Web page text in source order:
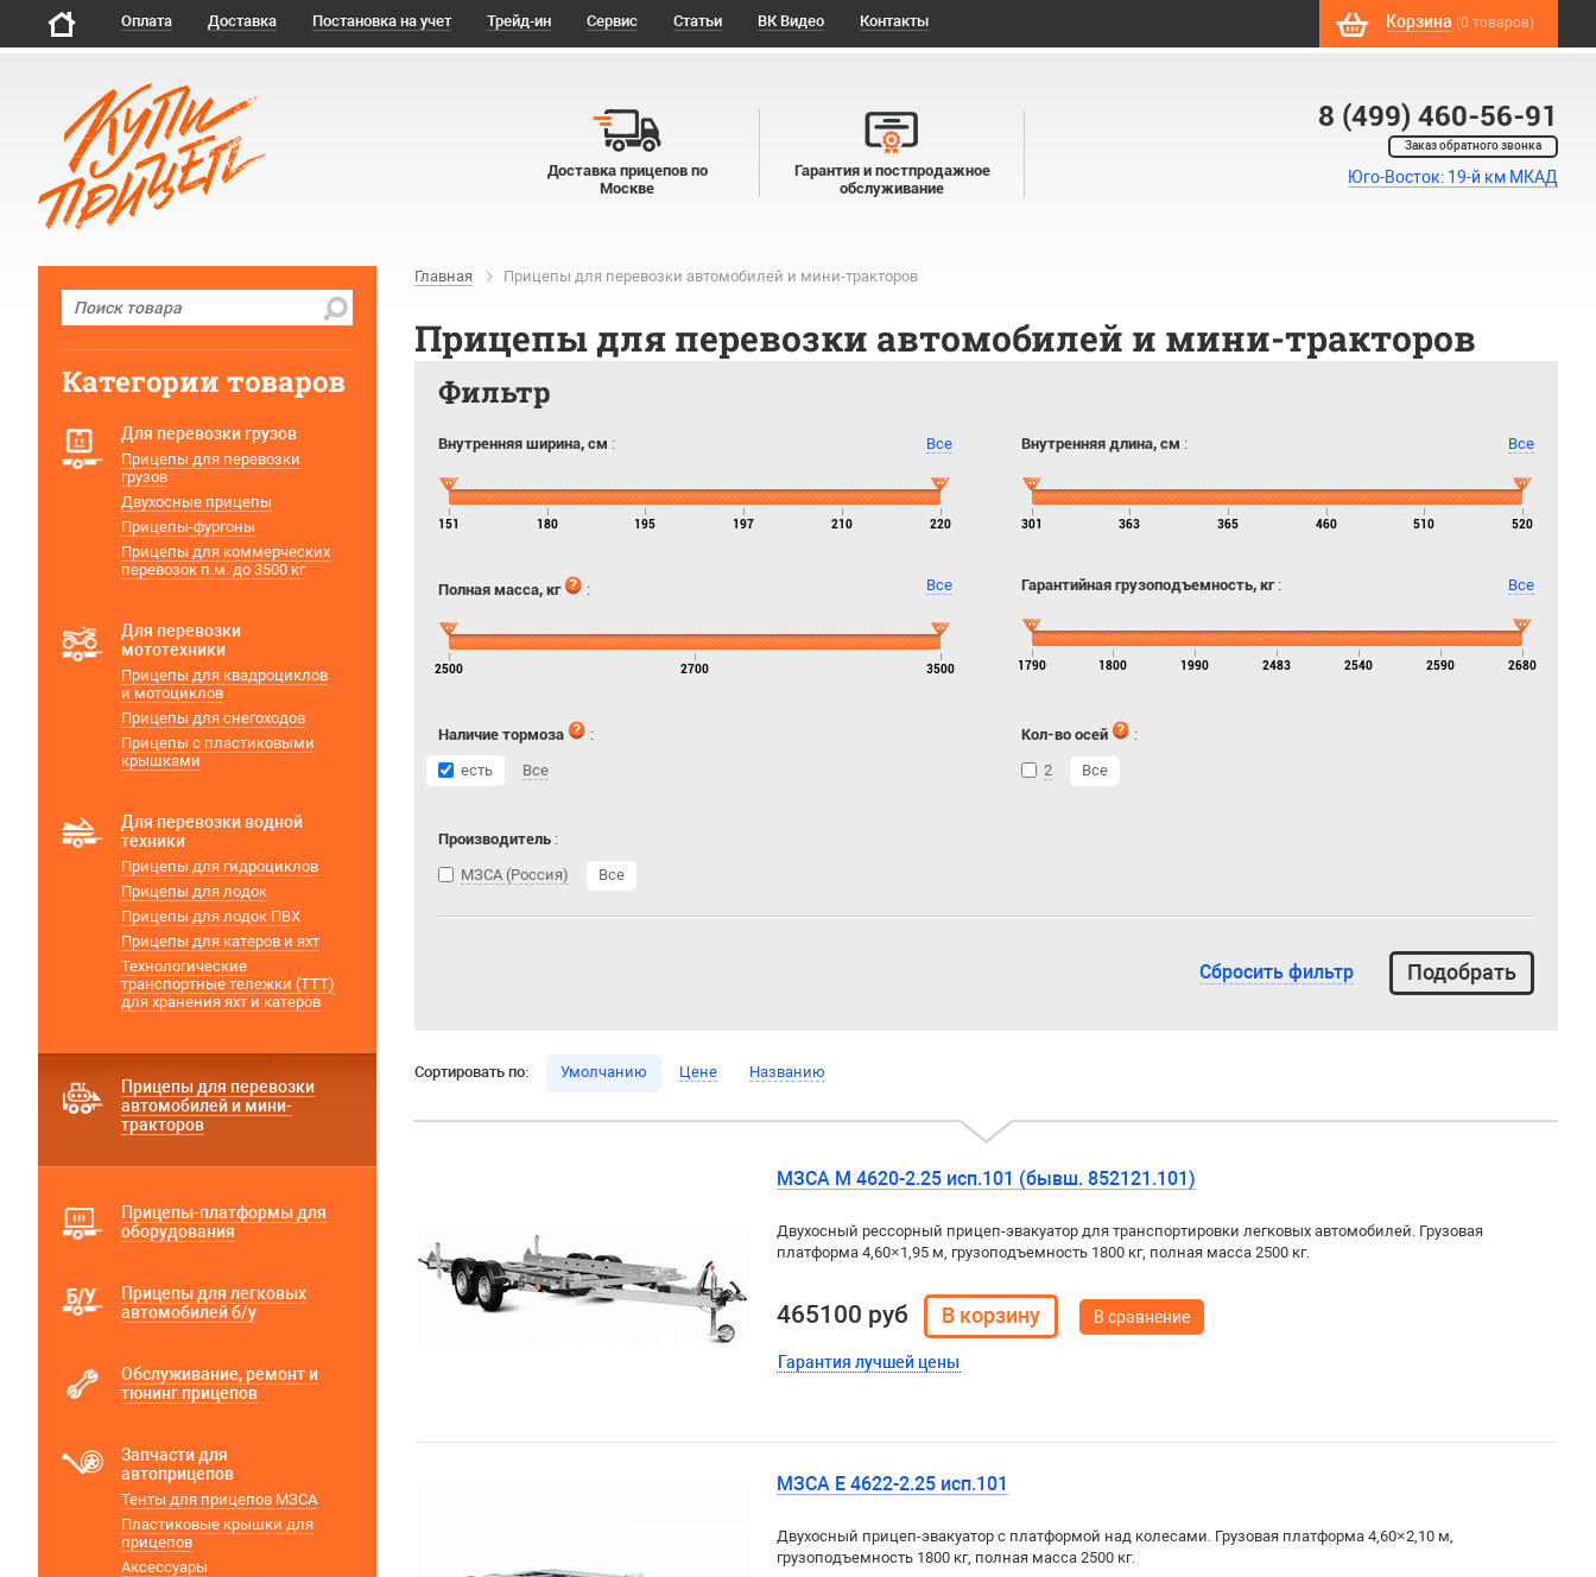
Оплата Доставка Постановка на учет Трейд-ин Сервис Статьи ВК Видео Контакты Корзина (0 товаров)
8 (499) 460-56-91
Заказ обратного звонка
Юго-Восток: 19-й км МКАД
Доставка прицепов по
Москве
Гарантия и постпродажное
обслуживание
Главная Прицепы для перевозки автомобилей и мини-тракторов
Прицепы для перевозки автомобилей и мини-тракторов
Фильтр
Внутренняя ширина, см : Все
151 180 195 197 210 220
Внутренняя длина, см : Все
301 363 365 460 510 520
Полная масса, кг : Все
2500 2700 3500
Гарантийная грузоподъемность, кг: Все
1790 1800 1990 2483 2540 2590 2680
Наличие тормоза
:
есть
Все
Кол-во осей
:
2
Все
Производитель :
МЗСА (Россия)
Все
Сбросить фильтр
Сортировать по: Умолчанию Цене Названию
МЗСА М 4620-2.25 исп.101 (бывш. 852121.101)
Двухосный рессорный прицеп-эвакуатор для транспортировки легковых автомобилей. Грузовая
платформа 4,60×1,95 м, грузоподъемность 1800 кг, полная масса 2500 кг.
465100 руб
Гарантия лучшей цены
В сравнение
МЗСА E 4622-2.25 исп.101
Двухосный прицеп-эвакуатор с платформой над колесами. Грузовая платформа 4,60×2,10 м,
грузоподъемность 1800 кг, полная масса 2500 кг.
Категории товаров
Для перевозки грузов
Прицепы для перевозки
грузов
Двухосные прицепы
Прицепы-фургоны
Прицепы для коммерческих
перевозок п.м. до 3500 кг
Для перевозки
мототехники
Прицепы для квадроциклов
и мотоциклов
Прицепы для снегоходов
Прицепы с пластиковыми
крышками
Для перевозки водной
техники
Прицепы для гидроциклов
Прицепы для лодок
Прицепы для лодок ПВХ
Прицепы для катеров и яхт
Технологические
транспортные тележки (ТТТ)
для хранения яхт и катеров
Прицепы для перевозки
автомобилей и мини-
тракторов
Прицепы-платформы для
оборудования
Прицепы для легковых
автомобилей б/у
Обслуживание, ремонт и
тюнинг прицепов
Запчасти для
автоприцепов
Тенты для прицепов МЗСА
Пластиковые крышки для
прицепов
Аксессуары